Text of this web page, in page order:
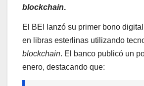
blockchain.
El BEI lanzó su primer bono
en libras esterlinas utilizando
blockchain. El banco publicó un
enero, destacando que: